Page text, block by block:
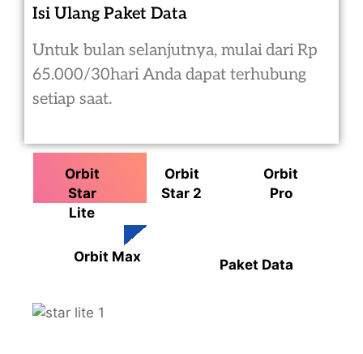
Isi Ulang Paket Data
Untuk bulan selanjutnya, mulai dari Rp
65.000/30hari Anda dapat terhubung
setiap saat.
Orbit
Star
Lite
Orbit
Star 2
Orbit
Pro
Orbit Max Paket Data